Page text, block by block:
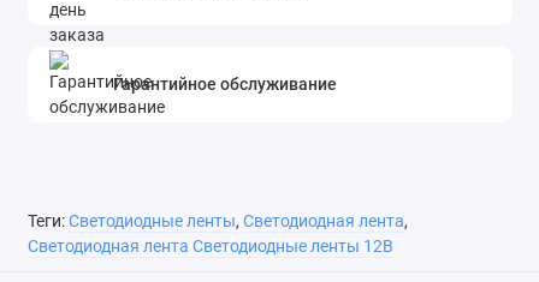
Гарантийное обслуживание
Теги:Светодиодные ленты, Светодиодная лента,
Светодиодная лента Светодиодные ленты 12В